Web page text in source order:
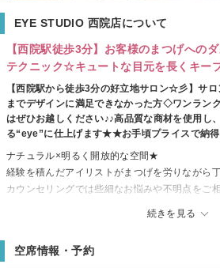
EYE STUDIO 西院店について
【西院駅徒歩3分】お客様のまつげへの
テクニック☆キュートな目元を長くキー
【西院駅から徒歩3分の好立地サロン☆彡】サ
までデザインに満足できなかった方◇ワンラン
はぜひお越しください♪♪高品質な商材を使用し
る“eye”に仕上げます★★お手頃プライスで納得
続きを見る
ナチュラル×明るく開放的な空間★
経験を積んだアイリストがまつげを労りながら
カウンセリングでは些細なお悩みや不明点をご
ております♪
空席情報・予約